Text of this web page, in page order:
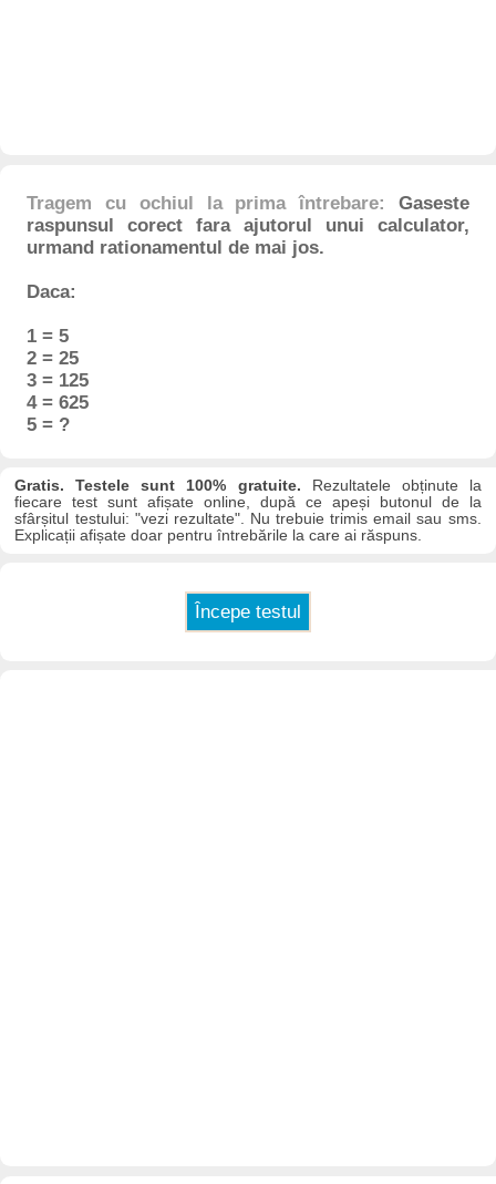
Tragem cu ochiul la prima întrebare:Gaseste
raspunsul corect fara ajutorul unui calculator,
urmand rationamentul de mai jos.
Daca:
1 = 5
2 = 25
3 = 125
4 = 625
5 = ?
Gratis. Testele sunt 100% gratuite. Rezultatele obținute la
fiecare test sunt afișate online, după ce apeși butonul de la
sfârșitul testului: "vezi rezultate". Nu trebuie trimis email sau sms.
Explicații afișate doar pentru întrebările la care ai răspuns.